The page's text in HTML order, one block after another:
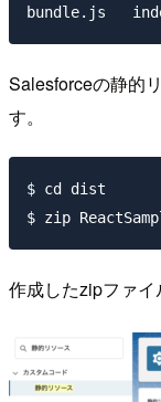
Salesforceの静的
す。
$ cd dist
作成したzipファイ